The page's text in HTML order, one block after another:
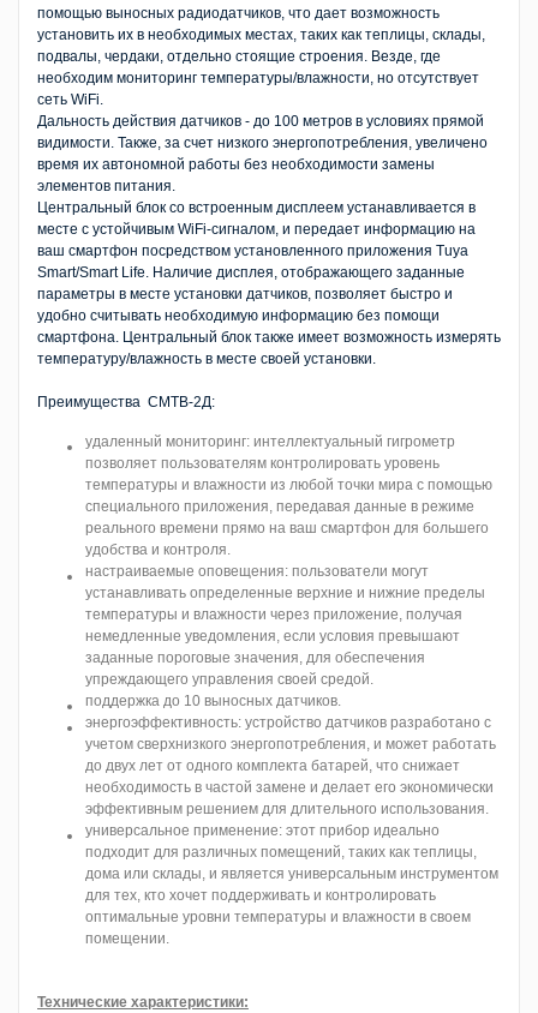
помощью выносных радиодатчиков, что дает возможность
установить их в необходимых местах, таких как теплицы, склады,
подвалы, чердаки, отдельно стоящие строения. Везде, где
необходим мониторинг температуры/влажности, но отсутствует
сеть WiFi.
Дальность действия датчиков - до 100 метров в условиях прямой
видимости. Также, за счет низкого энергопотребления, увеличено
время их автономной работы без необходимости замены
элементов питания.
Центральный блок со встроенным дисплеем устанавливается в
месте с устойчивым WiFi-сигналом, и передает информацию на
ваш смартфон посредством установленного приложения Tuya
Smart/Smart Life. Наличие дисплея, отображающего заданные
параметры в месте установки датчиков, позволяет быстро и
удобно считывать необходимую информацию без помощи
смартфона. Центральный блок также имеет возможность измерять
температуру/влажность в месте своей установки.
Преимущества СМТВ-2Д:
удаленный мониторинг: интеллектуальный гигрометр
позволяет пользователям контролировать уровень
температуры и влажности из любой точки мира с помощью
специального приложения, передавая данные в режиме
реального времени прямо на ваш смартфон для большего
удобства и контроля.
настраиваемые оповещения: пользователи могут
устанавливать определенные верхние и нижние пределы
температуры и влажности через приложение, получая
немедленные уведомления, если условия превышают
заданные пороговые значения, для обеспечения
упреждающего управления своей средой.
поддержка до 10 выносных датчиков.
энергоэффективность: устройство датчиков разработано с
учетом сверхнизкого энергопотребления, и может работать
до двух лет от одного комплекта батарей, что снижает
необходимость в частой замене и делает его экономически
эффективным решением для длительного использования.
универсальное применение: этот прибор идеально
подходит для различных помещений, таких как теплицы,
дома или склады, и является универсальным инструментом
для тех, кто хочет поддерживать и контролировать
оптимальные уровни температуры и влажности в своем
помещении.
Технические характеристики: